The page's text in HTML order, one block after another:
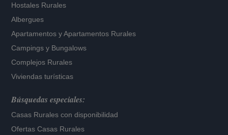
Hostales Rurales
Albergues
Apartamentos yApartamentos Rurales
Campings y Bungalows
Complejos Rurales
Viviendas turísticas
Búsquedas especiales:
Casas Rurales con disponibilidad
Ofertas Casas Rurales